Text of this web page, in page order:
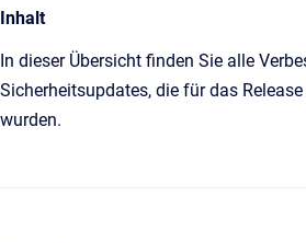
Inhalt
In dieser Übersicht finden Sie alle
Sicherheitsupdates, die für das
wurden.